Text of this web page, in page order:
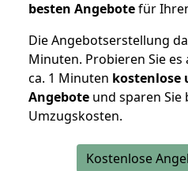
besten Angebotefür
Die Angebotserstellung
Minuten. Probieren Sie
ca. 1 Minuten kostenlose
Angebote und sparen Sie
Umzugskosten.
Kostenlose